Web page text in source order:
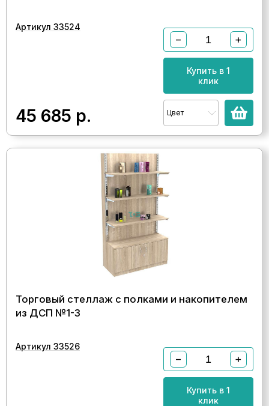
Артикул 33524
45 685 р.
− +
Купить в 1
клик
Цвет
Торговый стеллаж с полками и накопителем
из ДСП №1-3
Артикул 33526
− +
Купить в 1
клик